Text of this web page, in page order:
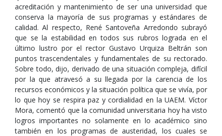
acreditación y mantenimiento de ser una universidad que
conserva la mayoría de sus programas y estándares de
calidad. Al respecto, René Santoveña Arredondo subrayó
que se la estabilidad en todos sus rubros lograda en el
último lustro por el rector Gustavo Urquiza Beltrán son
puntos trascendentales y fundamentales de su rectorado.
Sobre todo, dijo, derivado de una situación compleja, difícil
por la que atravesó a su llegada por la carencia de los
recursos económicos y la situación política que se vivía, por
lo que hoy se respira paz y cordialidad en la UAEM. Víctor
Mora, comentó que la comunidad universitaria hoy ha visto
logros importantes no solamente en lo académico sino
también en los programas de austeridad, los cuales se